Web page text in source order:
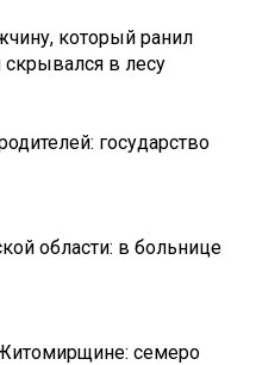
который ранил
в лесу
государство
области: в больнице
семеро